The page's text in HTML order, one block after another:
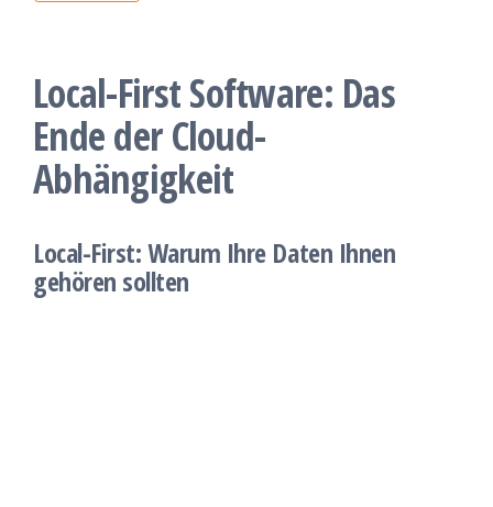
Local-First Software: Das
Ende der Cloud-
Abhängigkeit
Local-First: Warum Ihre Daten Ihnen
gehören sollten